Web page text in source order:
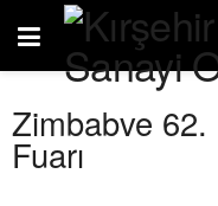
Zimbabve 62.
Fuarı